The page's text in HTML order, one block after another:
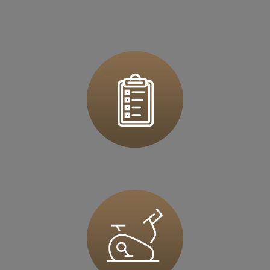
36 MINUT Dzierżoniów
ul. Ks.Dzierżonia 51
58-200 Dzierżoniów
Zapisz mnie
36 MINUT Europejskie
ul. Myśliborska 37
36 MINUT Gliwice
Al. Jana Nowaka-Jeziorańskiego 5D
44-100 Gliwice
Zapisz mnie